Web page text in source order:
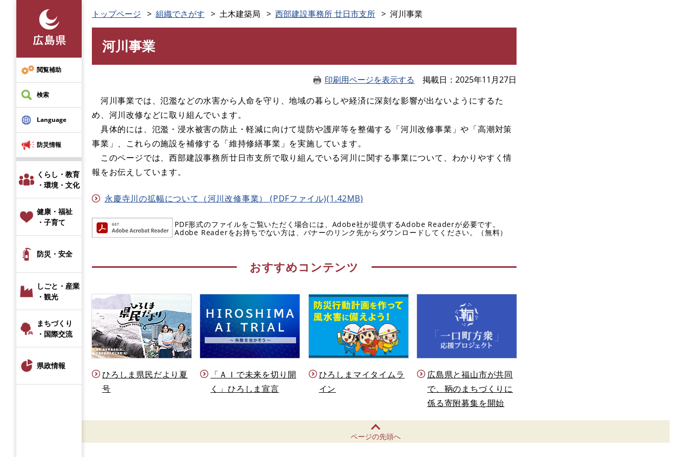
先
頭
で
す
閲覧補助
検索
Language
防災情報
くらし・教育
・環境・文化
健康・福祉
・子育て
防災・安全
しごと・産業
・観光
まちづくり
・国際交流
県政情報
トップページ 組織でさがす 土木建築局 西部建設事務所 廿日市支所 河川事業
河川事業
印刷用ページを表示する 掲載日
2025年11月27日
河川事業では、氾濫などの水害から人命を守り、地域の暮らしや経済に深刻な影響が出ないようにするた
め、河川改修などに取り組んでいます。
具体的には、氾濫・浸水被害の防止・軽減に向けて堤防や護岸等を整備する「河川改修事業」や「高潮対策
事業」、これらの施設を補修する「維持修繕事業」を実施しています。
このページでは、西部建設事務所廿日市支所で取り組んでいる河川に関する事業について、わかりやすく情
報をお伝えしています。
永慶寺川の拡幅について（河川改修事業） (PDFファイル)(1.42MB)
PDF形式のファイルをご覧いただく場合には、Adobe社が提供するAdobe Readerが必要です。
Adobe Readerをお持ちでない方は、バナーのリンク先からダウンロードしてください。（無料）
おすすめコンテンツ
ひろしま県民だより夏
号
「ＡＩで未来を切り開
く」ひろしま宣言
ひろしまマイタイムラ
イン
広島県と福山市が共同
で、鞆のまちづくりに
係る寄附募集を開始
ページの先頭へ